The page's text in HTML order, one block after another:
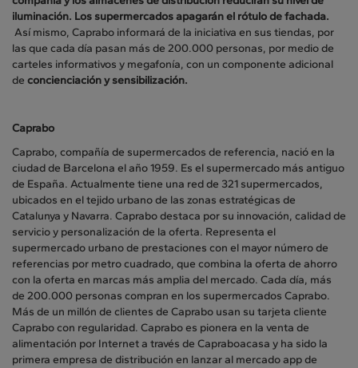
iluminación. Los supermercados apagarán el rótulo de fachada.
Así mismo, Caprabo informará de la iniciativa en sus tiendas, por
las que cada día pasan más de 200.000 personas, por medio de
carteles informativos y megafonía, con un componente adicional
de concienciación y sensibilización.
Caprabo
Caprabo, compañía de supermercados de referencia, nació en la
ciudad de Barcelona el año 1959. Es el supermercado más antiguo
de España. Actualmente tiene una red de 321 supermercados,
ubicados en el tejido urbano de las zonas estratégicas de
Catalunya y Navarra. Caprabo destaca por su innovación, calidad de
servicio y personalización de la oferta. Representa el
supermercado urbano de prestaciones con el mayor número de
referencias por metro cuadrado, que combina la oferta de ahorro
con la oferta en marcas más amplia del mercado. Cada día, más
de 200.000 personas compran en los supermercados Caprabo.
Más de un millón de clientes de Caprabo usan su tarjeta cliente
Caprabo con regularidad. Caprabo es pionera en la venta de
alimentación por Internet a través de Capraboacasa y ha sido la
primera empresa de distribución en lanzar al mercado app de